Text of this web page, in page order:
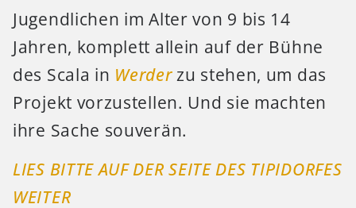
Jugendlichen im Alter von 9 bis 14
Jahren, komplett allein auf der Bühne
des Scala in Werderzu stehen, um das
Projekt vorzustellen. Und sie machten
ihre Sache souverän.
LIES BITTE AUF DER SEITE DES TIPIDORFES
WEITER